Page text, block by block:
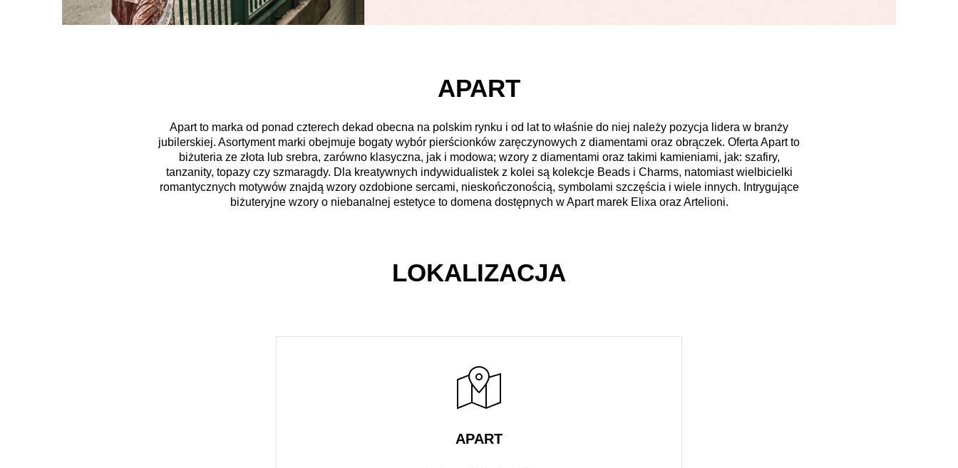
APART
Apart to marka od ponad czterech dekad obecna na polskim rynku i od lat to właśnie do niej należy pozycja lidera w branży
jubilerskiej. Asortyment marki obejmuje bogaty wybór pierścionków zaręczynowych z diamentami oraz obrączek. Oferta Apart to
biżuteria ze złota lub srebra, zarówno klasyczna, jak i modowa; wzory z diamentami oraz takimi kamieniami, jak: szafiry,
tanzanity, topazy czy szmaragdy. Dla kreatywnych indywidualistek z kolei są kolekcje Beads i Charms, natomiast wielbicielki
romantycznych motywów znajdą wzory ozdobione sercami, nieskończonością, symbolami szczęścia i wiele innych. Intrygujące
biżuteryjne wzory o niebanalnej estetyce to domena dostępnych w Apart marek Elixa oraz Artelioni.
LOKALIZACJA
APART